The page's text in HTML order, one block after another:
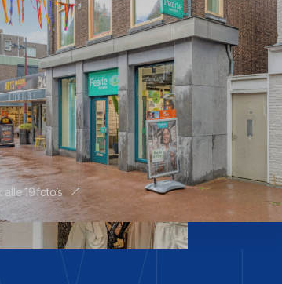
alle 19 foto’s